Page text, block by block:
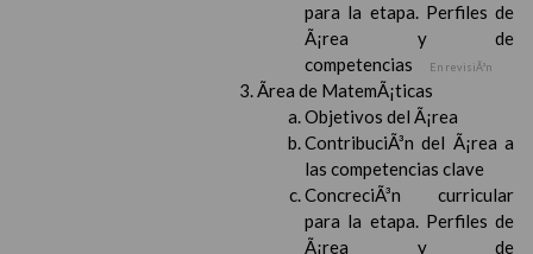
para la etapa. Perfiles de
Ã¡rea y de
competencias
En revisiÃ³n
Ãrea de MatemÃ¡ticas
Objetivos del Ã¡rea
ContribuciÃ³n del Ã¡rea a
las competencias clave
ConcreciÃ³n curricular
para la etapa. Perfiles de
Ã¡rea y de